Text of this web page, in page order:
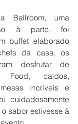
Ballroom, uma
à parte, foi
buffet elaborado
da casa, os
desfrutar de
Food, caldos,
incríveis e
cuidadosamente
sabor estivesse à